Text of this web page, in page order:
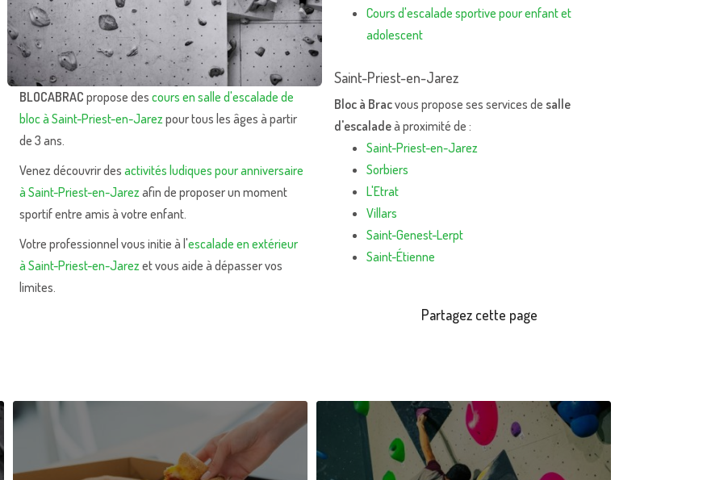
BLOCABRAC propose des cours en salle d'escalade de
bloc à Saint-Priest-en-Jarez pour tous les âges à partir
de 3 ans.
Venez découvrir des activités ludiques pour anniversaire
à Saint-Priest-en-Jarez afin de proposer un moment
sportif entre amis à votre enfant.
Votre professionnel vous initie à l'escalade en extérieur
à Saint-Priest-en-Jarez et vous aide à dépasser vos
limites.
Cours d'escalade sportive pour enfant et
adolescent
Saint-Priest-en-Jarez
Bloc à Bracvous propose ses services de salle
d'escaladeà proximité de :
Saint-Priest-en-Jarez
Sorbiers
L'Etrat
Villars
Saint-Genest-Lerpt
Saint-Étienne